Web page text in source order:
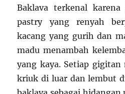
Baklava terkenal
pastry yang renyah
kacang yang gurih dan
madu menambah
yang kaya. Setiap gigitan
kriuk di luar dan lembut